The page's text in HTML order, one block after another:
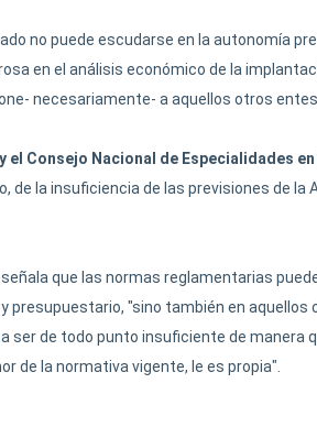
no puede escudarse en la autonomía
en el análisis económico de la
necesariamente- a aquellos otros
el Consejo Nacional de Especialidades
de la insuficiencia de las previsiones de la
que las normas reglamentarias
"sino también en aquellos
ser de todo punto insuficiente de manera
de la normativa vigente, le es propia".